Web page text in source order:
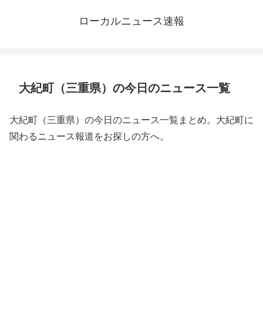
ローカルニュース速報
大紀町（三重県）の今日のニュース一覧
大紀町（三重県）の今日のニュース一覧まとめ。大紀町に
関わるニュース報道をお探しの方へ。